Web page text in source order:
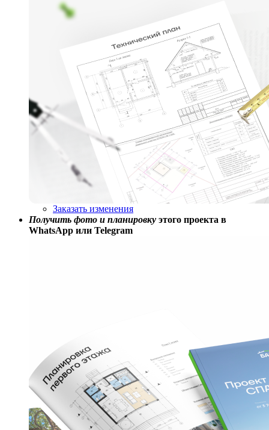
Заказать изменения
Получить фото и планировку этого проекта в
WhatsApp или Telegram